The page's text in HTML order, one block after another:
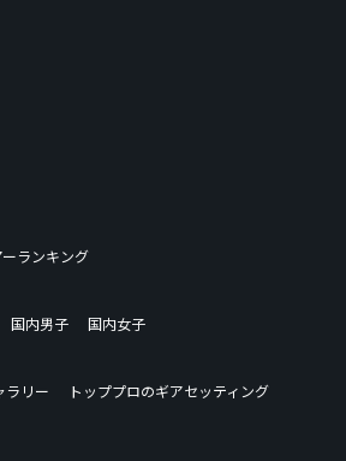
ーランキング
国内男子
国内女子
ラリー
トッププロのギアセッティング